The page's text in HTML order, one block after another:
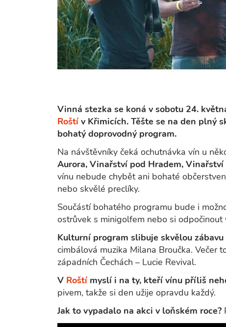
Vinná stezka se koná v sobotu 24.
Roští v Křimicích. Těšte se na den plný
bohatý doprovodný program.
Na návštěvníky čeká ochutnávka vín u
Aurora, Vinařství pod Hradem, Vinařství
vínu nebude chybět ani bohaté
nebo skvělé preclíky.
Součástí bohatého programu bude i
ostrůvek s minigolfem nebo si odpočinout
Kulturní program slibuje skvělou zábavu
cimbálová muzika Milana Broučka.
západních Čechách – Lucie Revival.
V Roští myslí i na ty, kteří vínu příliš
pivem, takže si den užije opravdu každý.
Jak to vypadalo na akci v loňském roce?